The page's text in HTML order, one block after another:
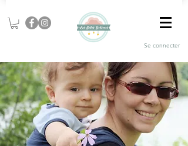
Se connecter